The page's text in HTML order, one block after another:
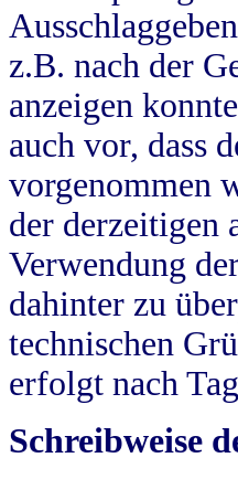
z.B. nach der
anzeigen
auch vor, dass
vorgenommen
der derzeitigen
Verwendung
dahinter zu
technischen
erfolgt nach
Schreibweise